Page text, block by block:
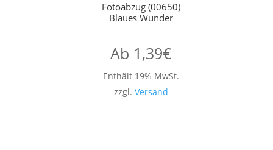
Fotoabzug (00650)
Blaues Wunder
Ab 1,39€
Enthält 19% MwSt.
zzgl. Versand